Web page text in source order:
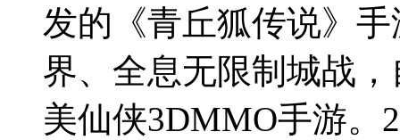
发的《青丘狐传说》
界、全息无限制城战
美仙侠3DMMO手游。